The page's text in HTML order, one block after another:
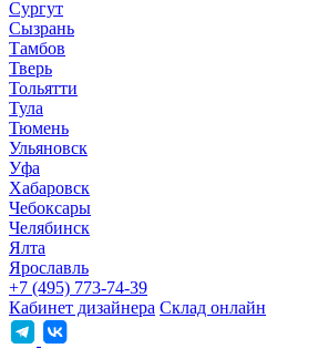
Сургут
Сызрань
Тамбов
Тверь
Тольятти
Тула
Тюмень
Ульяновск
Уфа
Хабаровск
Чебоксары
Челябинск
Ялта
Ярославль
+7 (495) 773-74-39
Кабинет дизайнера Склад онлайн